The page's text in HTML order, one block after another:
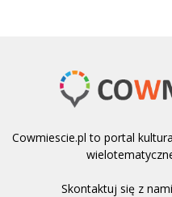
Cowmiescie.pl to portal
Skontaktuj się z